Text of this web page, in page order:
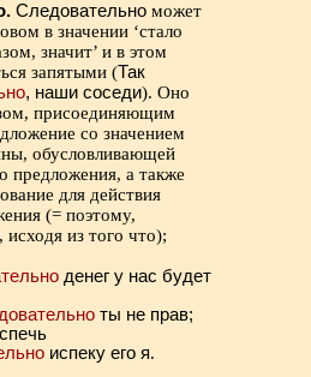
Следовательноможет
в значении ‘стало
значит’ и в этом
запятыми (Так
, наши соседи). Оно
присоединяющим
со значением
обусловливающей
предложения, а также
для действия
(= поэтому,
исходя из того что);
денег у нас будет
ты не прав;
испеку его я.